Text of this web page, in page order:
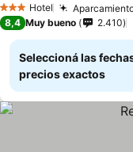
3 Estrellas
Hotel
8,4 Muy bueno 2.410
Seleccioná las
precios exactos